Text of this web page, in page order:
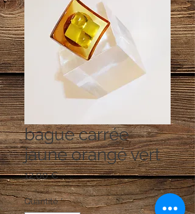
bague carrée
jaune orangé vert
12,00 €Prix
Quantité *